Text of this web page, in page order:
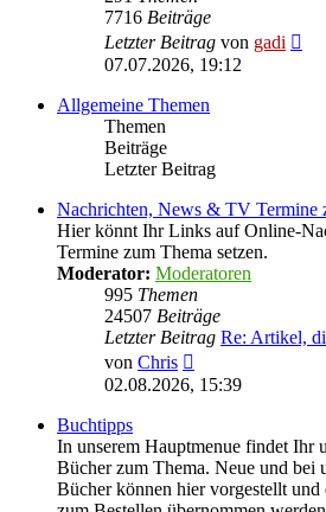
7716 Beiträge
Letzter Beitrag von gadi
07.07.2026, 19:12
Allgemeine Themen
Themen
Beiträge
Letzter Beitrag
Nachrichten, News & TV Termine
Hier könnt Ihr Links auf Online-
Termine zum Thema setzen.
Moderator: Moderatoren
995 Themen
24507 Beiträge
Letzter Beitrag Re: Artikel,
von Chris
Beitrag
02.08.2026, 15:39
Buchtipps
In unserem Hauptmenue findet Ihr
Bücher zum Thema. Neue und bei
Bücher können hier vorgestellt